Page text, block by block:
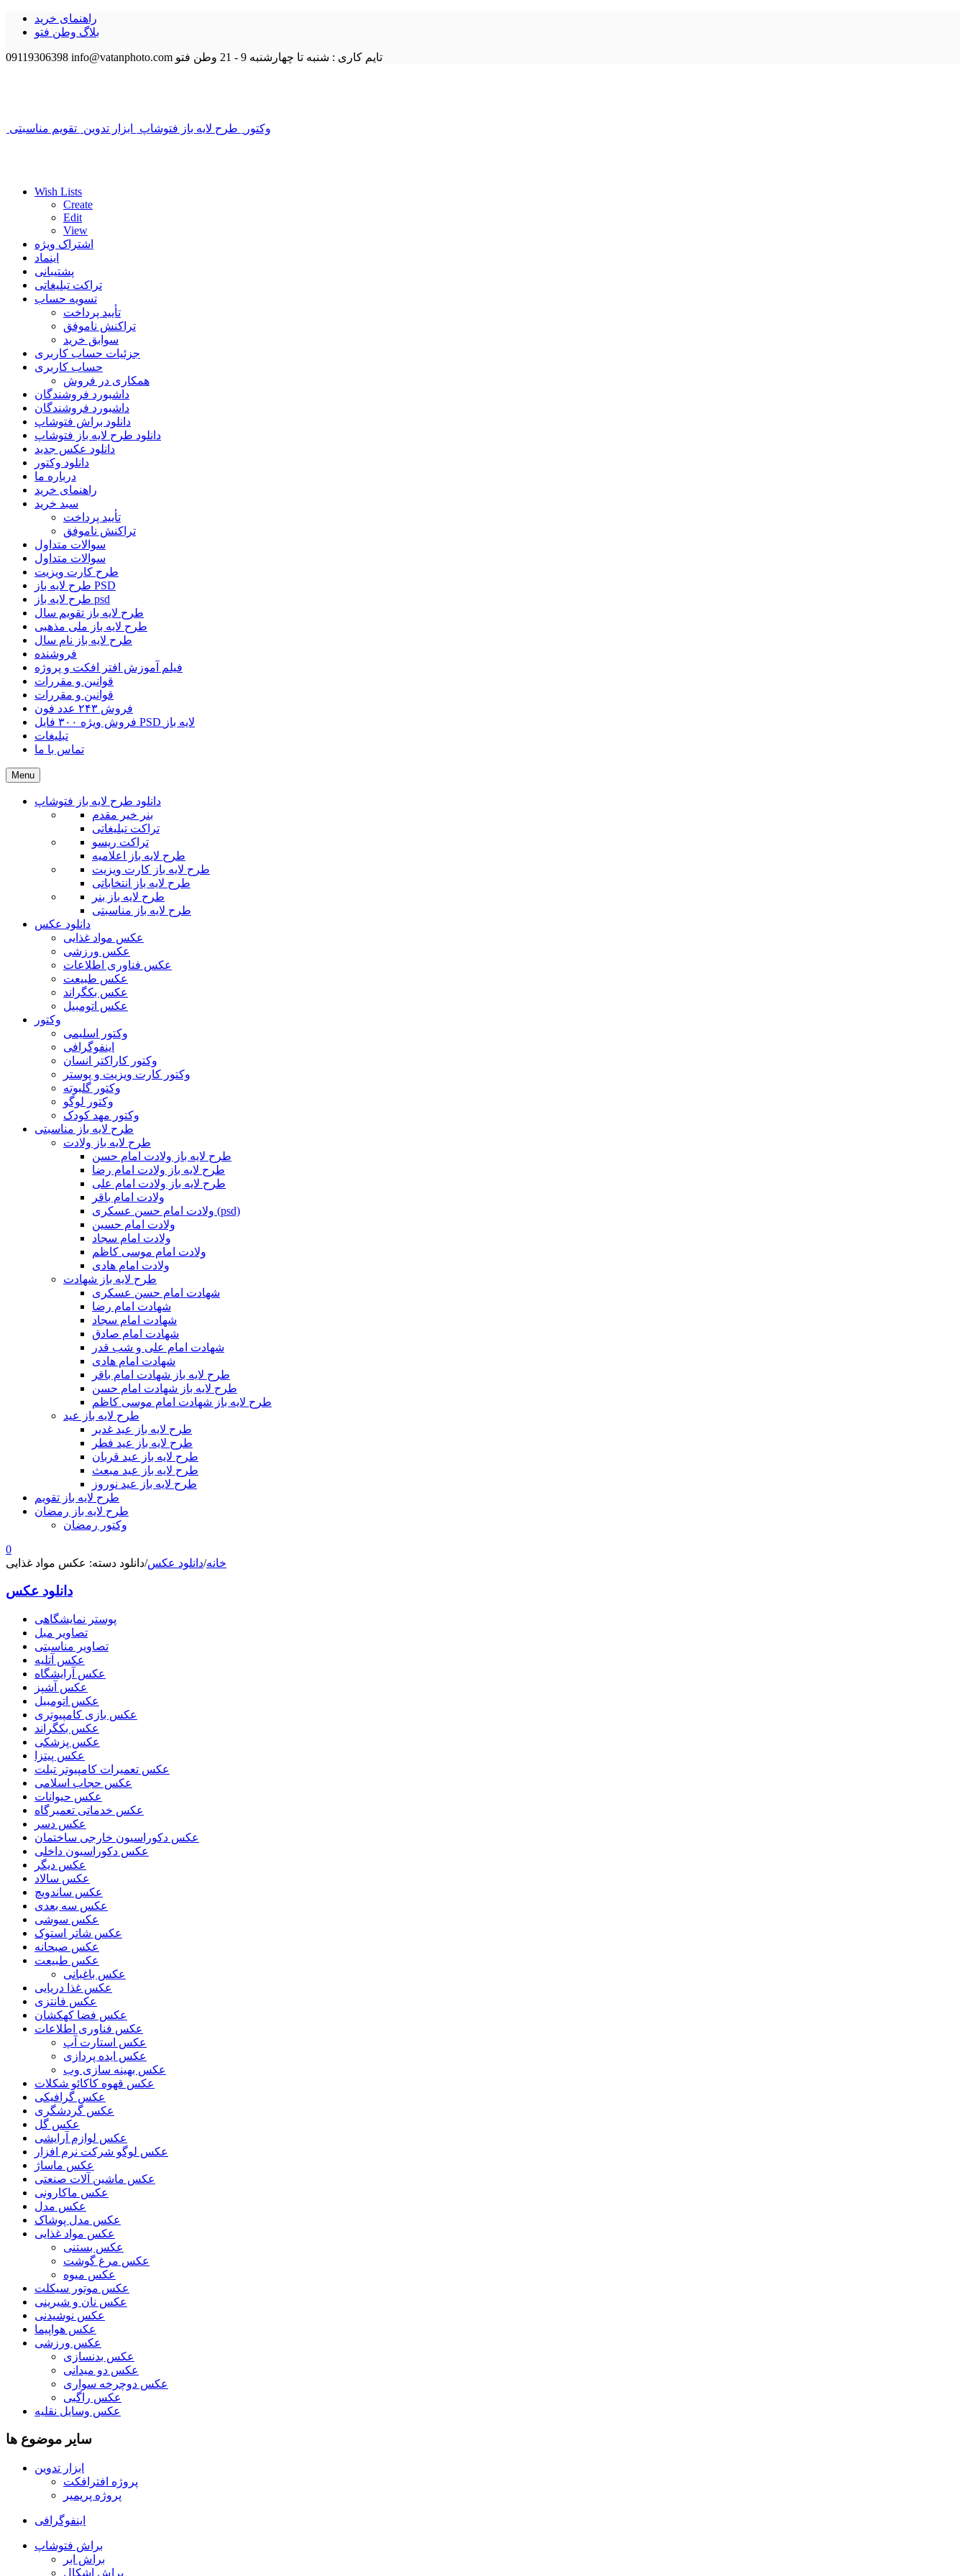
راهنمای خرید
بلاگ وطن فتو
09119306398 info@vatanphoto.com تایم کاری : شنبه تا چهارشنبه 9 - 21 وطن فتو
وکتور طرح لایه باز فتوشاپ ابزار تدوین تقویم مناسبتی
Wish Lists
Create
Edit
View
اشتراک ویژه
اینماد
پشتیبانی
تراکت تبلیغاتی
تسویه حساب
تأیید پرداخت
تراکنش ناموفق
سوابق خرید
جزئیات حساب کاربری
حساب کاربری
همکاری در فروش
داشبورد فروشندگان
داشبورد فروشندگان
دانلود براش فتوشاپ
دانلود طرح لایه باز فتوشاپ
دانلود عکس جدید
دانلود وکتور
درباره ما
راهنمای خرید
سبد خرید
تأیید پرداخت
تراکنش ناموفق
سوالات متداول
سوالات متداول
طرح کارت ویزیت
طرح لایه باز PSD
طرح لایه باز psd
طرح لایه باز تقویم سال
طرح لایه باز ملی مذهبی
طرح لایه باز نام سال
فروشنده
فیلم آموزش افتر افکت و پروژه
قوانین و مقررات
قوانین و مقررات
فروش ۲۴۳ عدد فون
فروش ویژه ۳۰۰ فایل PSD لایه باز
تبلیغات
تماس با ما
Menu
دانلود طرح لایه باز فتوشاپ
بنر خیر مقدم
تراکت تبلیغاتی
تراکت ریسو
طرح لایه باز اعلامیه
طرح لایه باز کارت ویزیت
طرح لایه باز انتخاباتی
طرح لایه باز بنر
طرح لایه باز مناسبتی
دانلود عکس
عکس مواد غذایی
عکس ورزشی
عکس فناوری اطلاعات
عکس طبیعت
عکس بکگراند
عکس اتومبیل
وکتور
وکتور اسلیمی
اینفوگرافی
وکتور کاراکتر انسان
وکتور کارت ویزیت و پوستر
وکتور گلبوته
وکتور لوگو
وکتور مهد کودک
طرح لایه باز مناسبتی
طرح لایه باز ولادت
طرح لایه باز ولادت امام حسن
طرح لایه باز ولادت امام رضا
طرح لایه باز ولادت امام علی
ولادت امام باقر
ولادت امام حسن عسکری (psd)
ولادت امام حسین
ولادت امام سجاد
ولادت امام موسی کاظم
ولادت امام هادی
طرح لایه باز شهادت
شهادت امام حسن عسکری
شهادت امام رضا
شهادت امام سجاد
شهادت امام صادق
شهادت امام علی و شب قدر
شهادت امام هادی
طرح لایه باز شهادت امام باقر
طرح لایه باز شهادت امام حسن
طرح لایه باز شهادت امام موسی کاظم
طرح لایه باز عید
طرح لایه باز عید غدیر
طرح لایه باز عید فطر
طرح لایه باز عید قربان
طرح لایه باز عید مبعث
طرح لایه باز عید نوروز
طرح لایه باز تقویم
طرح لایه باز رمضان
وکتور رمضان
0
خانه/دانلود عکس/دانلود دسته: عکس مواد غذایی
دانلود عکس
پوستر نمایشگاهی
تصاویر مبل
تصاویر مناسبتی
عکس آتلیه
عکس آرایشگاه
عکس آشپز
عکس اتومبیل
عکس بازی کامپیوتری
عکس بکگراند
عکس پزشکی
عکس پیتزا
عکس تعمیرات کامپیوتر تبلت
عکس حجاب اسلامی
عکس حیوانات
عکس خدماتی تعمیرگاه
عکس دسر
عکس دکوراسیون خارجی ساختمان
عکس دکوراسیون داخلی
عکس دیگر
عکس سالاد
عکس ساندویچ
عکس سه بعدی
عکس سوشی
عکس شاتر استوک
عکس صبحانه
عکس طبیعت
عکس باغبانی
عکس غذا دریایی
عکس فانتزی
عکس فضا کهکشان
عکس فناوری اطلاعات
عکس استارت آپ
عکس ایده پردازی
عکس بهینه سازی وب
عکس قهوه کاکائو شکلات
عکس گرافیکی
عکس گردشگری
عکس گل
عکس لوازم آرایشی
عکس لوگو شرکت نرم افزار
عکس ماساژ
عکس ماشین آلات صنعتی
عکس ماکارونی
عکس مدل
عکس مدل پوشاک
عکس مواد غذایی
عکس بستنی
عکس مرغ گوشت
عکس میوه
عکس موتور سیکلت
عکس نان و شیرینی
عکس نوشیدنی
عکس هواپیما
عکس ورزشی
عکس بدنسازی
عکس دو میدانی
عکس دوچرخه سواری
عکس راگبی
عکس وسایل نقلیه
سایر موضوع ها
ابزار تدوین
پروژه افترافکت
پروژه پریمیر
اینفوگرافی
براش فتوشاپ
براش ابر
براش اشکال